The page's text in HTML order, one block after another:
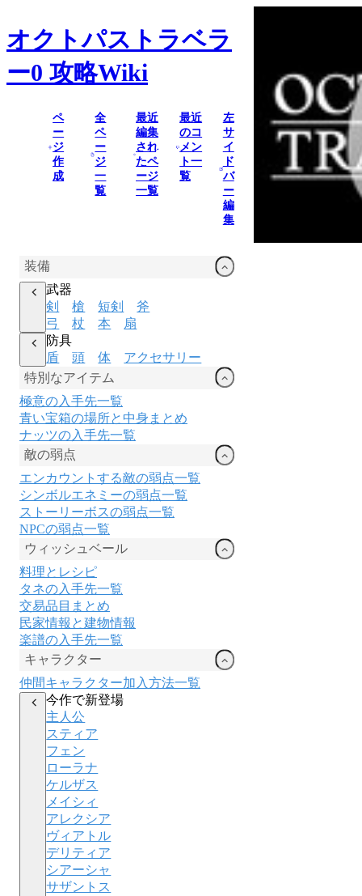
オクトパストラベラ
ー0 攻略Wiki
ペ
ー
ジ
作
成
全
ペ
ー
ジ
一
覧
最近
編集
され
たペ
ージ
一覧
最近
のコ
メン
ト一
覧
左
サ
イ
ド
バ
ー
編
集
装備
武器
剣
槍 短剣
斧
弓
杖 本
扇
防具
盾
頭 体
アクセサリー
特別なアイテム
極意の入手先一覧
青い宝箱の場所と中身まとめ
ナッツの入手先一覧
敵の弱点
エンカウントする敵の弱点一覧
シンボルエネミーの弱点一覧
ストーリーボスの弱点一覧
NPCの弱点一覧
ウィッシュベール
料理とレシピ
タネの入手先一覧
交易品目まとめ
民家情報と建物情報
楽譜の入手先一覧
キャラクター
仲間キャラクター加入方法一覧
今作で新登場
主人公
スティア
フェン
ローラナ
ケルザス
メイシィ
アレクシア
ヴィアトル
デリティア
シアーシャ
サザントス